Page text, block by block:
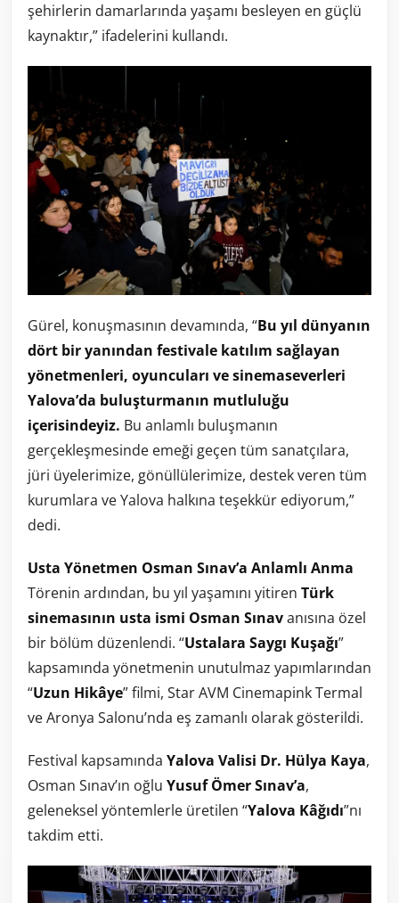
şehirlerin damarlarında yaşamı besleyen en güçlü
kaynaktır,” ifadelerini kullandı.
Gürel, konuşmasının devamında, “Bu yıl dünyanın
dört bir yanından festivale katılım sağlayan
yönetmenleri, oyuncuları ve sinemaseverleri
Yalova’da buluşturmanın mutluluğu
içerisindeyiz. Bu anlamlı buluşmanın
gerçekleşmesinde emeği geçen tüm sanatçılara,
jüri üyelerimize, gönüllülerimize, destek veren tüm
kurumlara ve Yalova halkına teşekkür ediyorum,”
dedi.
Usta Yönetmen Osman Sınav’a Anlamlı Anma
Törenin ardından, bu yıl yaşamını yitiren Türk
sinemasının usta ismi Osman Sınavanısına özel
bir bölüm düzenlendi. “Ustalara Saygı Kuşağı”
kapsamında yönetmenin unutulmaz yapımlarından
“Uzun Hikâye” filmi, Star AVM Cinemapink Termal
ve Aronya Salonu’nda eş zamanlı olarak gösterildi.
Festival kapsamında Yalova Valisi Dr. Hülya Kaya,
Osman Sınav’ın oğlu Yusuf Ömer Sınav’a,
geleneksel yöntemlerle üretilen “Yalova Kâğıdı”nı
takdim etti.